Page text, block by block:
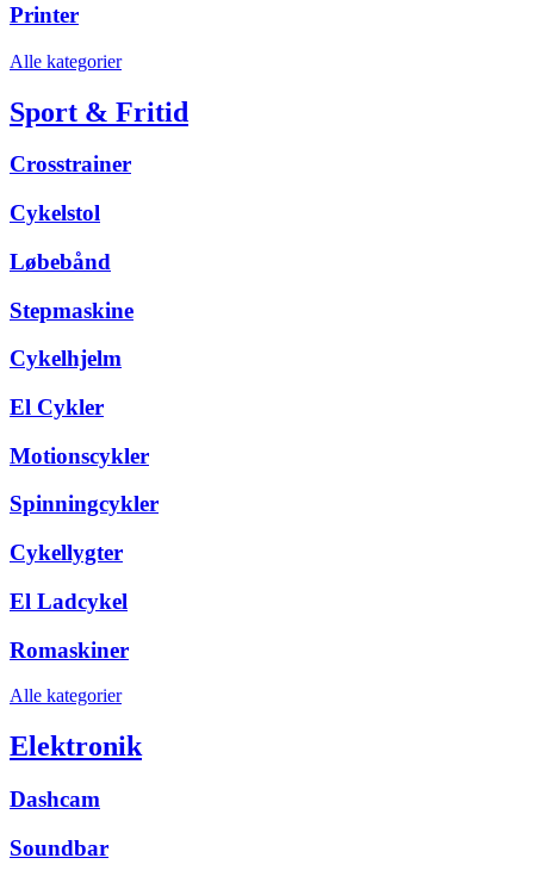
Printer
Alle kategorier
Sport & Fritid
Crosstrainer
Cykelstol
Løbebånd
Stepmaskine
Cykelhjelm
El Cykler
Motionscykler
Spinningcykler
Cykellygter
El Ladcykel
Romaskiner
Alle kategorier
Elektronik
Dashcam
Soundbar